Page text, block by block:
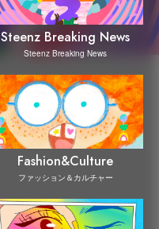
Steenz Breaking News
Steenz Breaking News
Fashion&Culture
ファッション＆カルチャー